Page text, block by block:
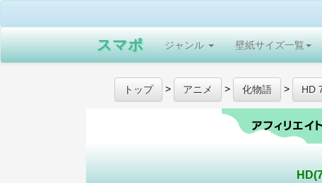
スマポ ジャンル 壁紙サイズ一覧
トップ > アニメ > 化物語 > HD